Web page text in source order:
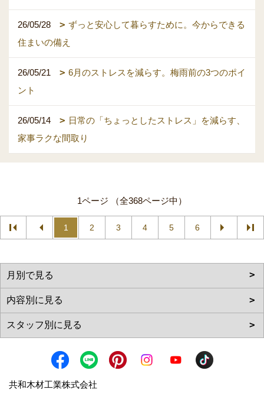
26/05/28
ずっと安心して暮らすために。今からできる
住まいの備え
26/05/21
6月のストレスを減らす。梅雨前の3つのポイ
ント
26/05/14
日常の「ちょっとしたストレス」を減らす、
家事ラクな間取り
1ページ （全368ページ中）
1 2 3 4 5 6
共和木材工業株式会社